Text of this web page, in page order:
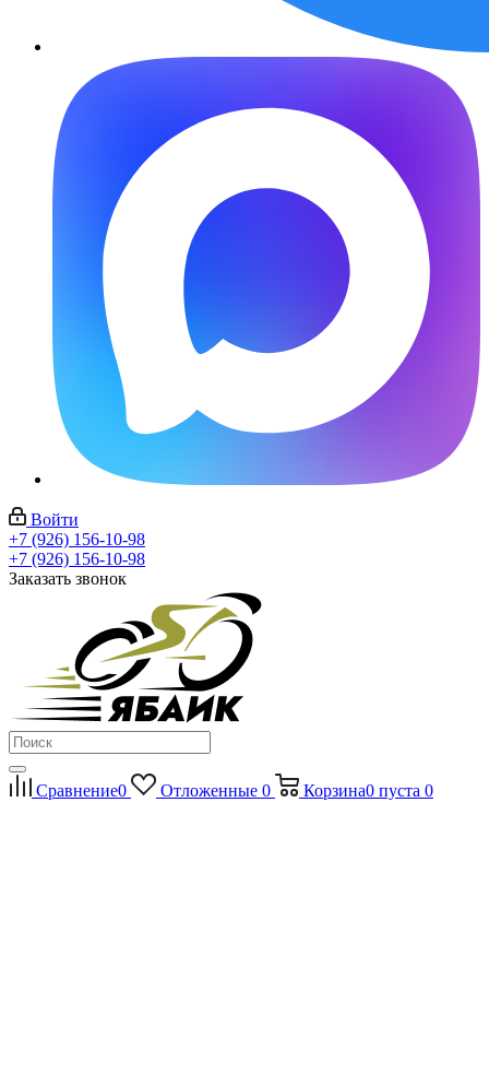
Войти
+7 (926) 156-10-98
+7 (926) 156-10-98
Заказать звонок
Сравнение0 Отложенные 0 Корзина0 пуста 0